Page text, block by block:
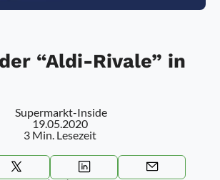
“Aldi-Rivale” in
Supermarkt-Inside
19.05.2020
3 Min. Lesezeit